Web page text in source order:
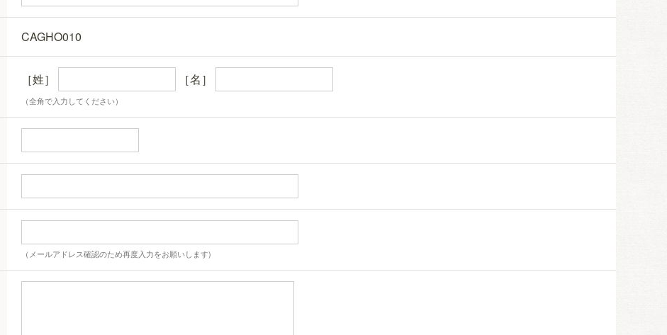
CAGHO010
［姓］ ［名］
（全角で入力してください）
（メールアドレス確認のため再度入力をお願いします)